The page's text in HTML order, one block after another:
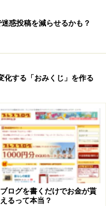
ンタルサーバでも無理なものも
すれば1ファイルで
惑投稿を減らせるかも？
化する「おみくじ」を作る
ブログを書くだけでお金が貰
えるって本当？